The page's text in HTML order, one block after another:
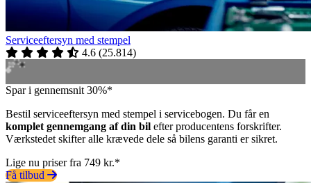
Serviceeftersyn med stempel
4.6 (25.814)
Spar i gennemsnit 30%*
Bestil serviceeftersyn med stempel i servicebogen. Du får en
komplet gennemgang af din bil efter producentens forskrifter.
Værkstedet skifter alle krævede dele så bilens garanti er sikret.
Lige nu priser fra 749 kr.*
Få tilbud